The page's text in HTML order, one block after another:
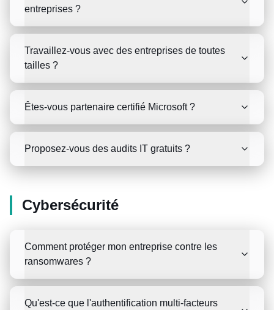
entreprises ?
Travaillez-vous avec des entreprises de toutes
tailles ?
Êtes-vous partenaire certifié Microsoft ?
Proposez-vous des audits IT gratuits ?
Cybersécurité
Comment protéger mon entreprise contre les
ransomwares ?
Qu'est-ce que l'authentification multi-facteurs